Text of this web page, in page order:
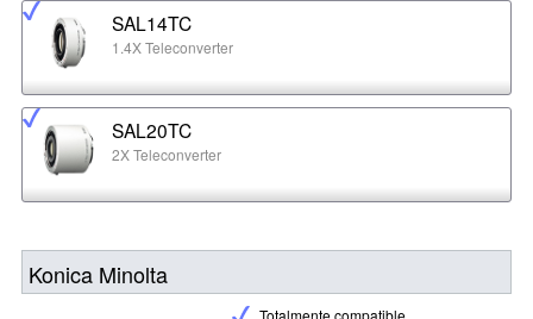
SAL14TC
1.4X Teleconverter
SAL20TC
2X Teleconverter
Konica Minolta
Totalmente compatible